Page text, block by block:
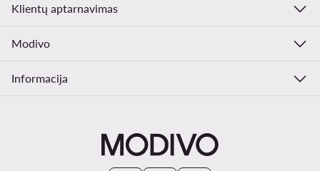
Klientų aptarnavimas
Modivo
Informacija